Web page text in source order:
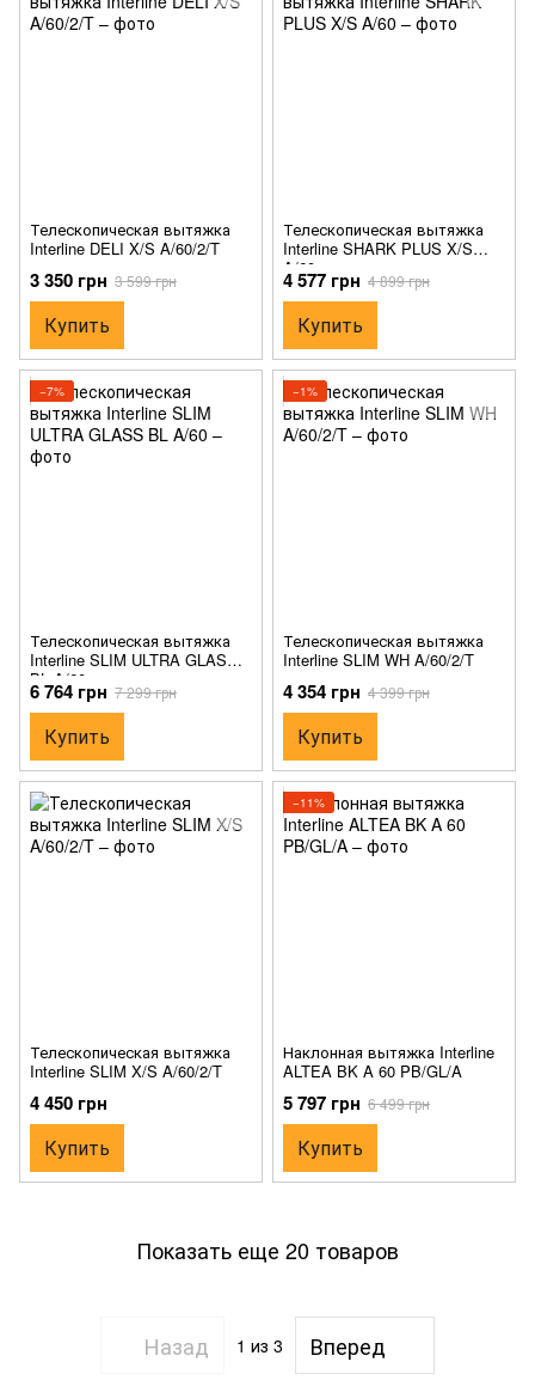
Телескопическая вытяжка
Interline DELI X/S A/60/2/T
3 350 грн 3 599 грн
Купить
Телескопическая вытяжка
Interline SHARK PLUS X/S
A/60
4 577 грн 4 899 грн
Купить
−7%
Телескопическая вытяжка
Interline SLIM ULTRA GLASS
BL A/60
6 764 грн 7 299 грн
Купить
−1%
Телескопическая вытяжка
Interline SLIM WH A/60/2/T
4 354 грн 4 399 грн
Купить
Телескопическая вытяжка
Interline SLIM X/S A/60/2/T
4 450 грн
Купить
−11%
Наклонная вытяжка Interline
ALTEA BK A 60 PB/GL/A
5 797 грн 6 499 грн
Купить
Показать еще 20 товаров
Назад 1 из 3 Вперед